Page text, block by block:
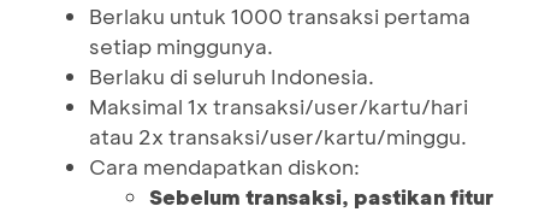
Berlaku untuk 1000 transaksi pertama
setiap minggunya.
Berlaku di seluruh Indonesia.
Maksimal 1x transaksi/user/kartu/hari
atau 2x transaksi/user/kartu/minggu.
Cara mendapatkan diskon:
Sebelum transaksi, pastikan fitur